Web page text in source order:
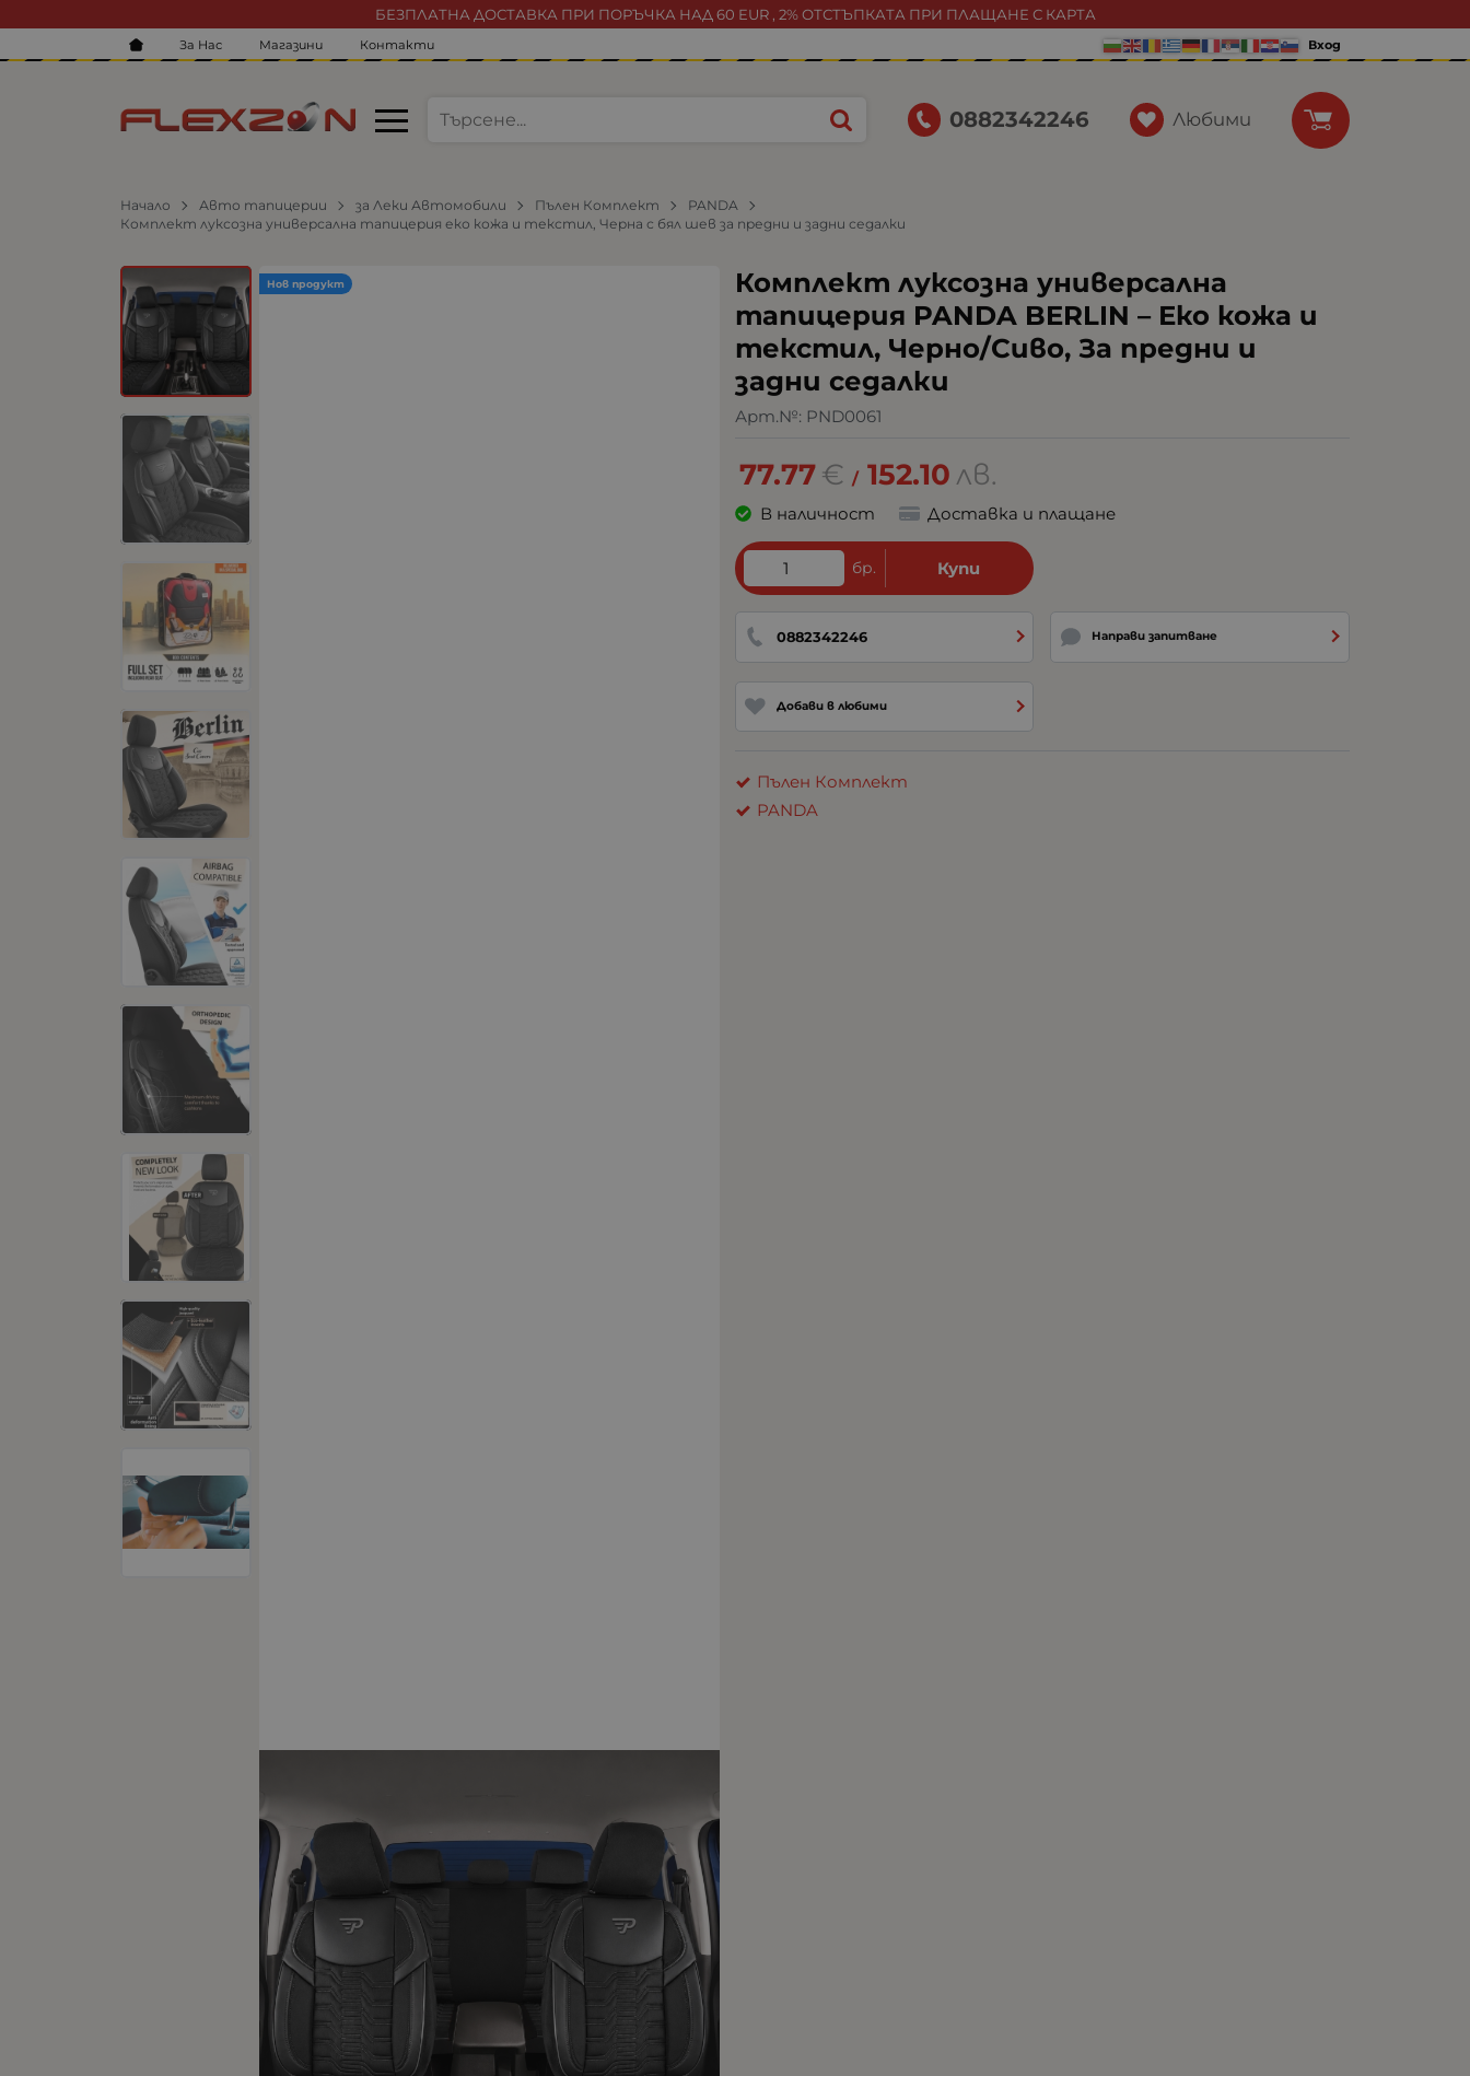
БЕЗПЛАТНА ДОСТАВКА ПРИ ПОРЪЧКА НАД 60 EUR , 2% ОТСТЪПКАТА ПРИ ПЛАЩАНЕ С КАРТА
За Нас Магазини Контакти Вход
0882342246 Любими
Начало Авто тапицерии за Леки Автомобили Пълен Комплект
PANDA
Комплект луксозна универсална тапицерия еко кожа и текстил, Черна с бял шев за предни и задни седалки
Комплект луксозна универсална
тапицерия PANDA BERLIN – Еко кожа и
текстил, Черно/Сиво, За предни и
задни седалки
Арт.№: PND0061
Нов продукт
77.77€ / 152.10лв.
В наличност Доставка и плащане
бр. Купи
0882342246 Направи запитване
Добави в любими
Пълен Комплект
PANDA